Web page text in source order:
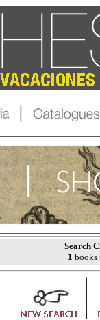
Search
1